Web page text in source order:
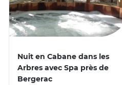
Nuit en Cabane dans les
Arbres avec Spa près de
Bergerac